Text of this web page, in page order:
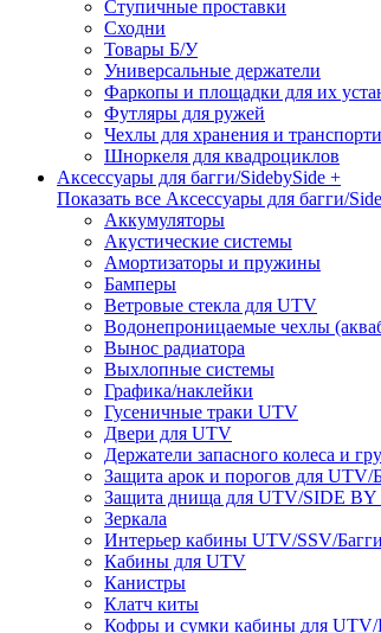
Ступичные проставки
Сходни
Товары Б/У
Универсальные держатели
Фаркопы и площадки для их
Футляры для ружей
Чехлы для хранения и
Шноркеля для квадроциклов
Аксессуары для багги/SidebySide +
Показать все Аксессуары для багги/
Аккумуляторы
Акустические системы
Амортизаторы и пружины
Бамперы
Ветровые стекла для UTV
Водонепроницаемые чехлы
Вынос радиатора
Выхлопные системы
Графика/наклейки
Гусеничные траки UTV
Двери для UTV
Держатели запасного колеса и
Защита арок и порогов для UTV/
Защита днища для UTV/SIDE BY
Зеркала
Интерьер кабины UTV/SSV/Багги
Кабины для UTV
Канистры
Клатч киты
Кофры и сумки кабины для UTV/